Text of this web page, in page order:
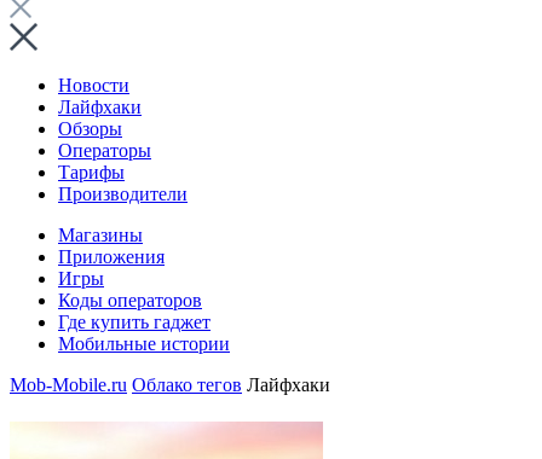
Новости
Лайфхаки
Обзоры
Операторы
Тарифы
Производители
Магазины
Приложения
Игры
Коды операторов
Где купить гаджет
Мобильные истории
Mob-Mobile.ru Облако тегов Лайфхаки